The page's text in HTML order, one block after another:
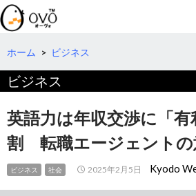
検
索
コ
テ
へ
移
動
ホーム > ビジネス
ビジネス
英語力は年収交渉に「
割 転職エージェントの
ビジネス 社会 2025年2月5日 Kyodo